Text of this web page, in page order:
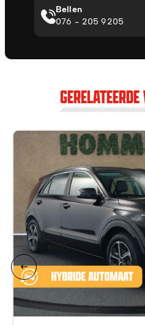
Bellen
076 - 205 9205